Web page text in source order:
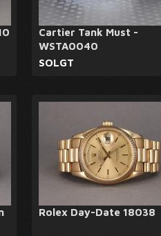
Cartier Tank Must -
WSTA0040
SOLGT
Rolex Day-Date 18038